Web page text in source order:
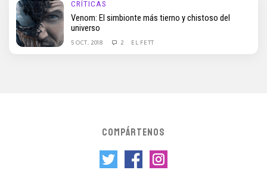
CRÍTICAS
Venom: El simbionte más tierno y chistoso del
universo
5 OCT, 2018 2 EL FETT
COMPÁRTENOS